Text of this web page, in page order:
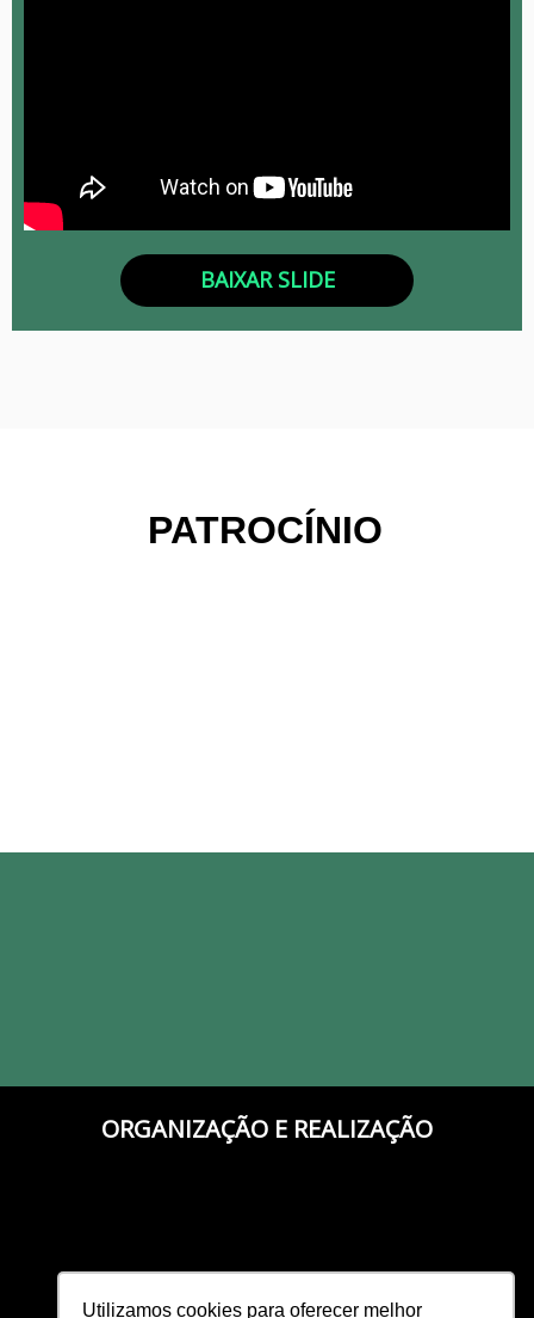
Utilizamos cookies para oferecer melhor
BAIXAR SLIDE
PATROCÍNIO
ORGANIZAÇÃO E REALIZAÇÃO